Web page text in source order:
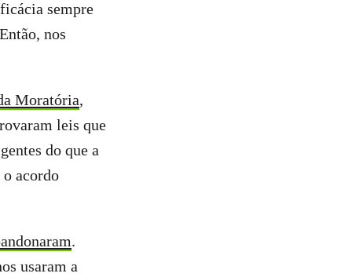
sempre
nos
Moratória,
leis que
do que a
acordo
.
usaram a